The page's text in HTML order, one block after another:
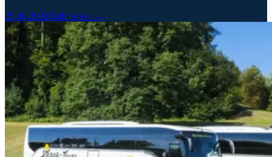
25.06.2024Mehr lesen →